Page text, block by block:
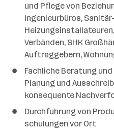
und Pflege von
Ingenieurbüros,
Verbänden, SHK
Auftraggebern,
Fachliche Beratung
Planung und
konsequente
Durchführung von
schulungen vor Ort